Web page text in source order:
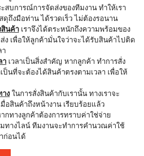
สบการณ์การจัดส่งของทีมงาน ทำให้เรา
ดุถึงมือท่าน ได้รวดเร็ว ไม่ต้องรอนาน
นค้า เราจึงได้ตระหนักถึงความพร้อมของ
ง เพื่อให้ลูกค้ามั่นใจว่าจะได้รับสินค้าไปติด
า เวลาเป็นสิ่งสำคัญ หากลูกค้า ทำการสั่ง
ป็นที่จะต้องได้สินค้าตรงตามเวลา เพื่อให้
างในการสั่งสินค้ากับเรานั้น ทางเราจะ
มื่อสินค้าถึงหน้างาน เรียบร้อยแล้ว
กทางลูกค้าต้องการทราบค่าใช่จ่าย
ทางไลน์ ทีมงานจะทำการคำนวณค่าใช้
ก่อนได้